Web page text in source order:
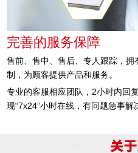
完善的服务保障
售前、售中、售后、专人跟踪，
制，为顾客提供产品和服务。
专业的客服相应团队，2小时内回
现“7x24”小时在线，有问题急事解